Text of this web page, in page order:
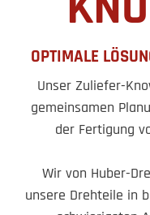
OPTIMALE
Unser Zuliefer-
gemeinsamen
der Fertigung
Wir von Huber-
unsere Drehteile in